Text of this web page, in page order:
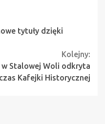
tytuły dzięki
Kolejny:
w Stalowej Woli odkryta
Kafejki Historycznej